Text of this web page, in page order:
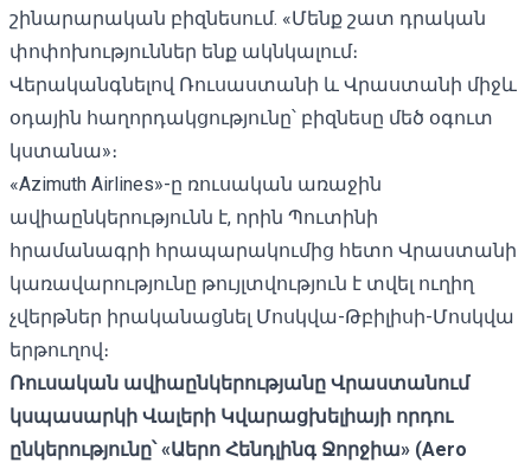
շինարարական բիզնեսում. «Մենք շատ դրական
փոփոխություններ ենք ակնկալում։
Վերականգնելով Ռուսաստանի և Վրաստանի միջև
օդային հաղորդակցությունը՝ բիզնեսը մեծ օգուտ
կստանա»։
«Azimuth Airlines»-ը ռուսական առաջին
ավիաընկերությունն է, որին Պուտինի
հրամանագրի հրապարակումից հետո Վրաստանի
կառավարությունը թույլտվություն է տվել ուղիղ
չվերթներ իրականացնել Մոսկվա-Թբիլիսի-Մոսկվա
երթուղով։
Ռուսական ավիաընկերությանը Վրաստանում
կսպասարկի Վալերի Կվարացխելիայի որդու
ընկերությունը՝ «Աերո Հենդլինգ Ջորջիա» (Aero